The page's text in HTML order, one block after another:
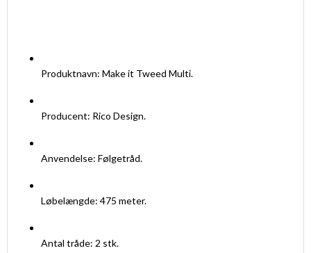
Produktnavn: Make it Tweed Multi.
Producent: Rico Design.
Anvendelse: Følgetråd.
Løbelængde: 475 meter.
Antal tråde: 2 stk.